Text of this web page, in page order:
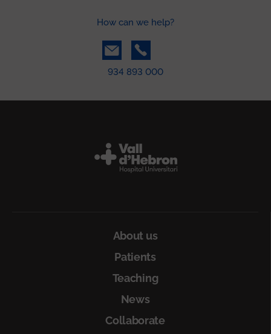
How can we help?
934 893 000
About us
Patients
Teaching
News
Collaborate